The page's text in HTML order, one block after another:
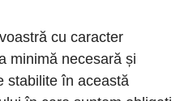
cu caracter
minimă necesară și
stabilite în această